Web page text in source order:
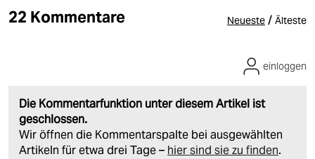
22 Kommentare Neueste / Älteste
Die Kommentarfunktion unter diesem Artikel ist
geschlossen.
Wir öffnen die Kommentarspalte bei ausgewählten
Artikeln für etwa drei Tage – hier sind sie zu finden.
einloggen